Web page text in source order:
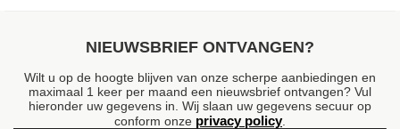
NIEUWSBRIEF ONTVANGEN?
Wilt u op de hoogte blijven van onze scherpe aanbiedingen en
maximaal 1 keer per maand een nieuwsbrief ontvangen? Vul
hieronder uw gegevens in. Wij slaan uw gegevens secuur op
conform onze privacy policy.